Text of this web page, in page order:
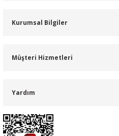
Kurumsal Bilgiler
Müşteri Hizmetleri
Yardım